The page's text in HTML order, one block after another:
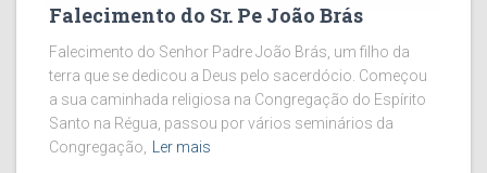
Falecimento do Sr. Pe João Brás
Falecimento do Senhor Padre João Brás, um filho da
terra que se dedicou a Deus pelo sacerdócio. Começou
a sua caminhada religiosa na Congregação do Espírito
Santo na Régua, passou por vários seminários da
Congregação,
Ler mais